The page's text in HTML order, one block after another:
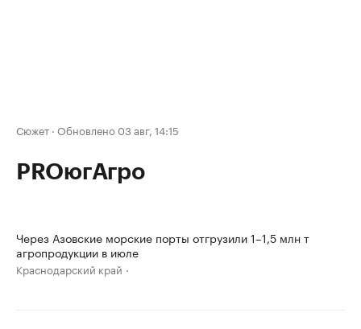
Сюжет · Обновлено 03 авг, 14:15
PROюгАгро
Через Азовские морские порты отгрузили 1–1,5 млн т
агропродукции в июле
Краснодарский край